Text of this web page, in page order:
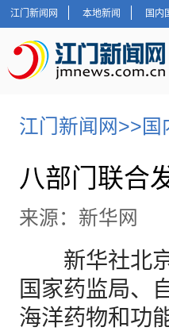
江门新闻网 本地新闻 国内
江门新闻网 >> 国
八部门联合
来源：新华
新华社北京
国家药监局、
海洋药物和功